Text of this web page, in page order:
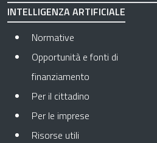
INTELLIGENZA ARTIFICIALE
Normative
Opportunità e fonti di
finanziamento
Per il cittadino
Per le imprese
Risorse utili